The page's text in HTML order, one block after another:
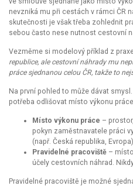
nevzniká mu při cestách v rámci ČR
skutečnosti je však třeba zohlednit
sebou často nese nutnost cestovní
Vezměme si modelový příklad z
republice, ale cestovní náhrady mu
práce sjednanou celou ČR, takže to
Na první pohled to může dávat
potřeba odlišovat místo výkonu
Místo výkonu práce –
pokyn zaměstnavatele práci
(např. Česká republika, Evropa).
Pravidelné pracoviště –
účely cestovních náhrad.
Pravidelné pracoviště je možné